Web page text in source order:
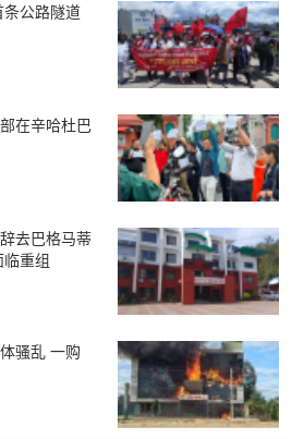
公路隧道
在辛哈杜巴
去巴格马蒂
重组
骚乱 一购